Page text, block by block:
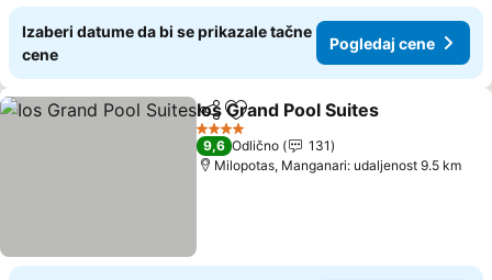
Izaberi datume da bi se prikazale tačne
cene
Pogledaj cene
Deli Dodati u favorite
Ios Grand Pool Suites
4 Zvezdice
9,6 Odlično
131
Milopotas, Manganari: udaljenost 9.5 km